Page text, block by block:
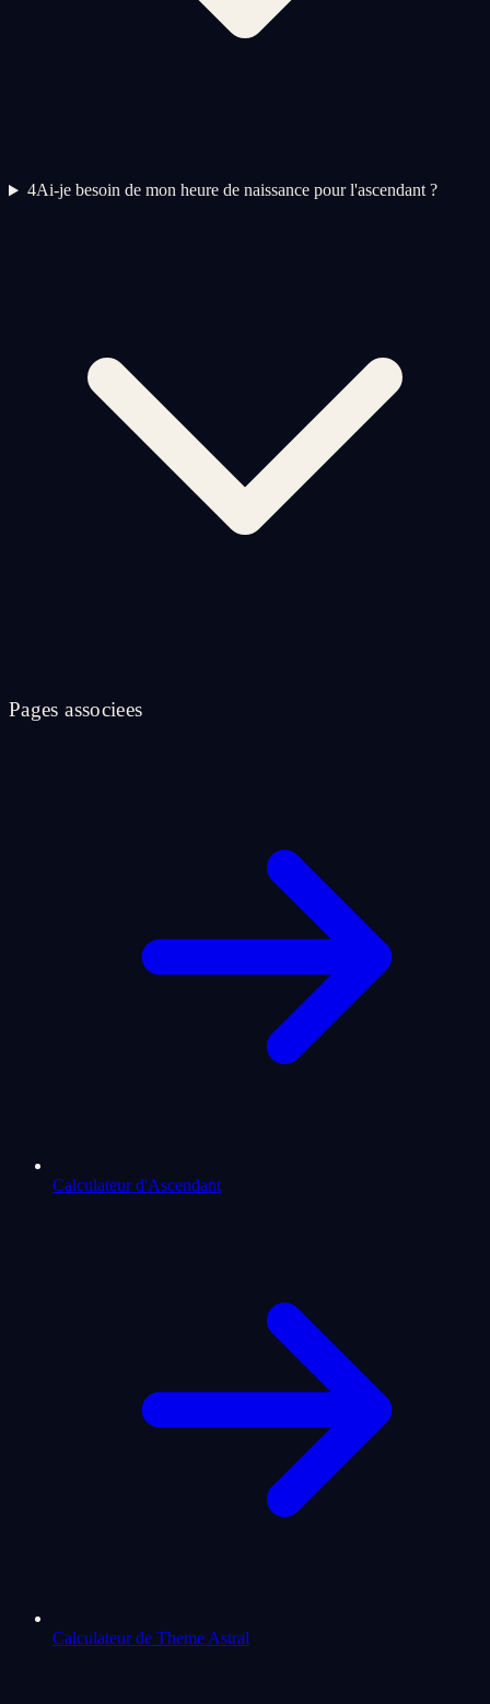
4Ai-je besoin de mon heure de naissance pour l'ascendant ?
Pages associees
Calculateur d'Ascendant
Calculateur de Theme Astral